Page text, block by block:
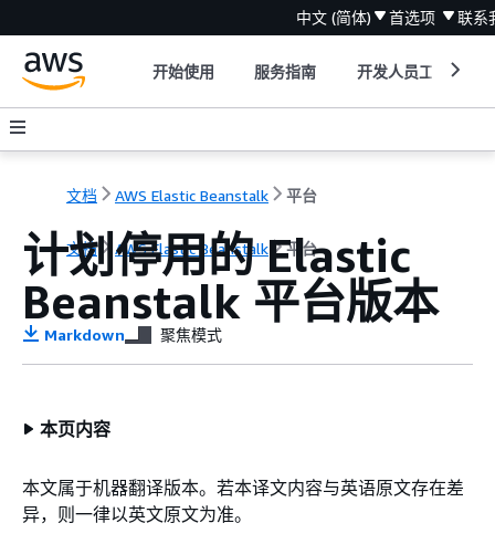
中文 (简体) 首选项 联系
开始使用 服务指南 开发人员工具
文档 AWS Elastic Beanstalk 平台
文档 AWS Elastic Beanstalk 平台
计划停用的 Elastic
Beanstalk 平台版本
Markdown 聚焦模式
本页内容
本文属于机器翻译版本。若本译文内容与英语原文存在差
异，则一律以英文原文为准。